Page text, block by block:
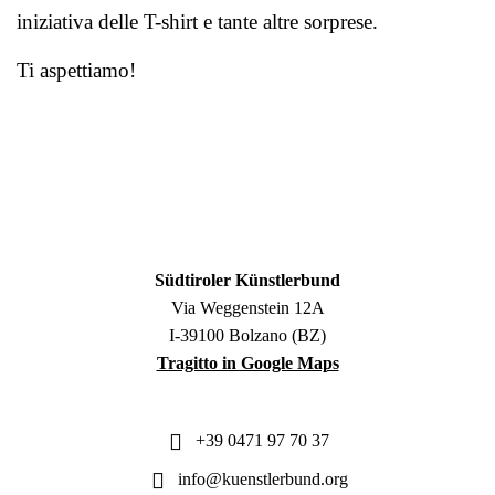
iniziativa delle T-shirt e tante altre sorprese.
Ti aspettiamo!
Südtiroler Künstlerbund
Via Weggenstein 12A
I-39100 Bolzano (BZ)
Tragitto in Google Maps
+39 0471 97 70 37
info@kuenstlerbund.org